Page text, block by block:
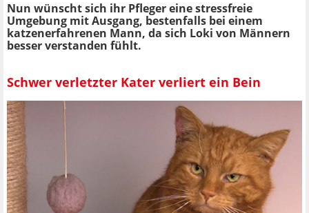
Nun wünscht sich ihr Pfleger eine stressfreie
Umgebung mit Ausgang, bestenfalls bei einem
katzenerfahrenen Mann, da sich Loki von Männern
besser verstanden fühlt.
Schwer verletzter Kater verliert ein Bein